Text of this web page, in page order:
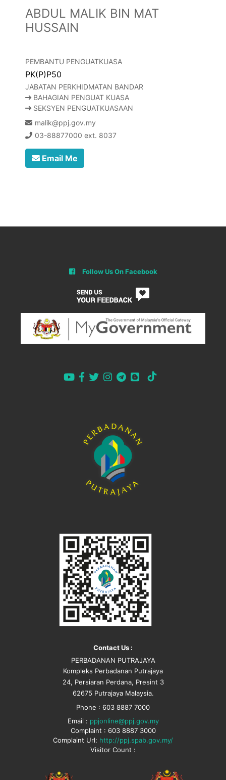
ABDUL MALIK BIN MAT
HUSSAIN
PEMBANTU PENGUATKUASA
PK(P)P50
JABATAN PERKHIDMATAN BANDAR
BAHAGIAN PENGUAT KUASA
SEKSYEN PENGUATKUASAAN
malik@ppj.gov.my
03-88877000 ext. 8037
Email Me
Follow Us On Facebook
Contact Us :
PERBADANAN PUTRAJAYA
Kompleks Perbadanan Putrajaya
24, Persiaran Perdana, Presint 3
62675 Putrajaya Malaysia.
Phone : 603 8887 7000
Email : ppjonline@ppj.gov.my
Complaint : 603 8887 3000
Complaint Url: http://ppj.spab.gov.my/
Visitor Count :